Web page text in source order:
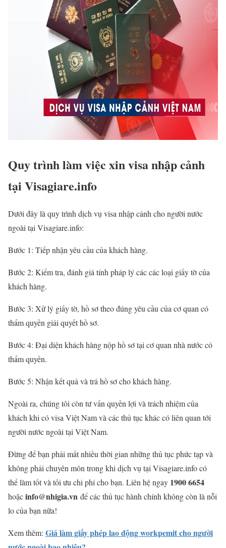
Quy trình làm việc xin visa nhập cảnh
tại Visagiare.info
Dưới đây là quy trình dịch vụ visa nhập cảnh cho người nước
ngoài tại Visagiare.info:
Bước 1: Tiếp nhận yêu cầu của khách hàng.
Bước 2: Kiểm tra, đánh giá tính pháp lý các các loại giấy tờ của
khách hàng.
Bước 3: Xử lý giấy tờ, hồ sơ theo đúng yêu cầu của cơ quan có
thẩm quyền giải quyết hồ sơ.
Bước 4: Đại diện khách hàng nộp hồ sơ tại cơ quan nhà nước có
thẩm quyền.
Bước 5: Nhận kết quả và trả hồ sơ cho khách hàng.
Ngoài ra, chúng tôi còn tư vấn quyền lợi và trách nhiệm của
khách khi có visa Việt Nam và các thủ tục khác có liên quan tới
người nước ngoài tại Việt Nam.
Đừng để bạn phải mất nhiều thời gian những thủ tục phức tạp và
không phải chuyên môn trong khi dịch vụ tại Visagiare.info có
thể làm tốt và tối ưu chi phí cho bạn. Liên hệ ngay 1900 6654
hoặcinfo@nhigia.vn để các thủ tục hành chính không còn là nỗi
lo của bạn nữa!
Xem thêm: Giá làm giấy phép lao động workpemit cho người